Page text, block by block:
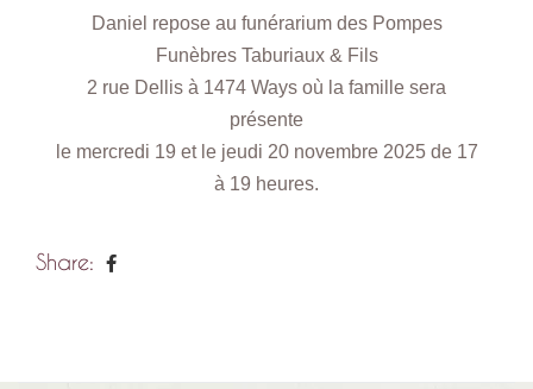
Daniel repose au funérarium des Pompes
Funèbres Taburiaux & Fils
2 rue Dellis à 1474 Ways où la famille sera
présente
le mercredi 19 et le jeudi 20 novembre 2025 de 17
à 19 heures.
Share: